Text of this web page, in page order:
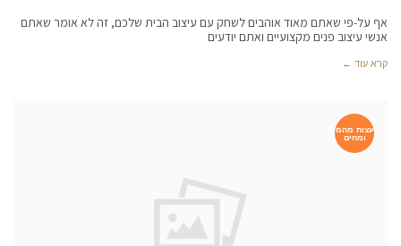
אף על-פי שאתם מאוד אוהבים לשחק עם עיצוב הבית שלכם, זה לא אומר שאתם
אנשי עיצוב פנים מקצועיים ואתם יודעים
קרא עוד ←
עצות מהמ
ומחים